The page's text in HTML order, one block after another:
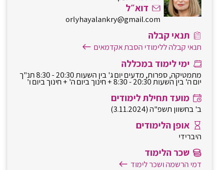
דוא״ל
orlyhayalankry@gmail.com
תנאי קבלה
תנאי קבלה ללימודי הסבת אקדמאים
ימי לימוד במכללה
מתמטיקה, ספרות, מדעים יום ג' בין השעות 20:30 - 8:30 תנ"ך
יום ה' בין השעות 20:30 - 8:30 + חינוך ביום ה' + חינוך ביום ו'
מועד תחילת לימודים
ב' בחשוון תשפ"ה (3.11.2024)
אופן הלימודים
היברידי
שכר הלימוד
דמי הרשמה ושכר לימוד